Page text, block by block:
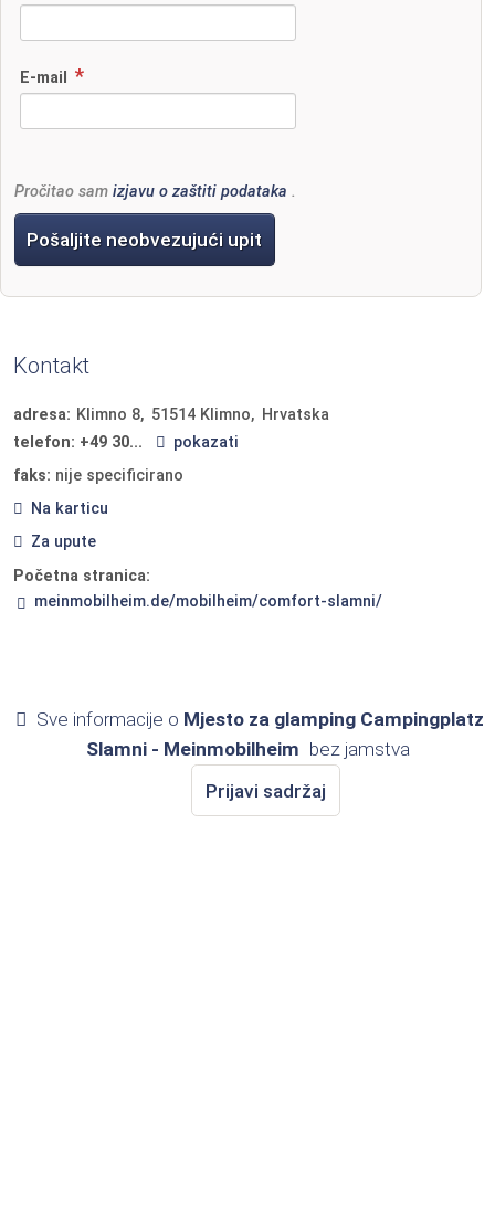
E-mail
Pročitao sam izjavu o zaštiti podataka .
Pošaljite neobvezujući upit
Kontakt
adresa: Klimno 8 51514 Klimno
Hrvatska
telefon: +49 30...
pokazati
faks: nije specificirano
Na karticu
Za upute
Početna stranica:
meinmobilheim.de/mobilheim/comfort-slamni/
Sve informacije o Mjesto za glamping Campingplatz
Slamni - Meinmobilheim bez jamstva
Prijavi sadržaj